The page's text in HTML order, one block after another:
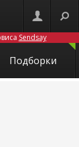
Sendsay
Подборки